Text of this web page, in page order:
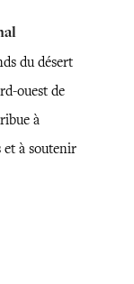
du désert
ouest de
à
à soutenir